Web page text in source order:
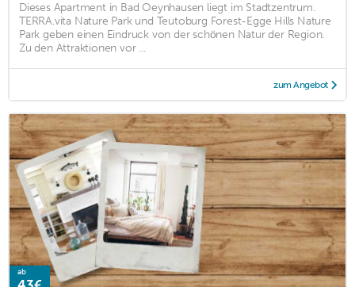
Dieses Apartment in Bad Oeynhausen liegt im Stadtzentrum.
TERRA.vita Nature Park und Teutoburg Forest-Egge Hills Nature
Park geben einen Eindruck von der schönen Natur der Region.
Zu den Attraktionen vor ...
zum Angebot
ab